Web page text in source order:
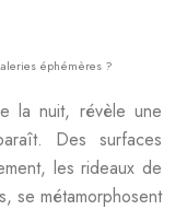
éphémères ?
la nuit, révèle une
Des surfaces
les rideaux de
se métamorphosent